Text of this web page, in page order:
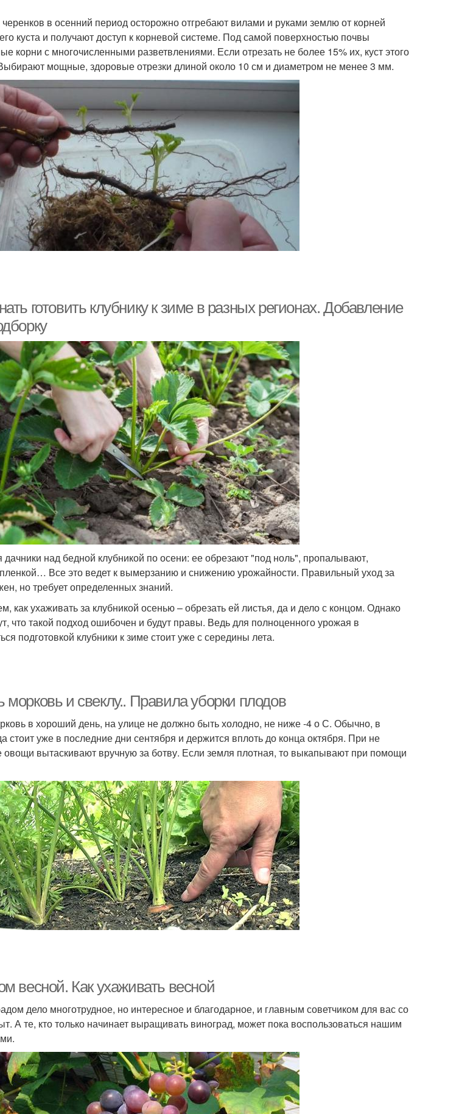
в осенний период осторожно отгребают вилами и руками землю от корней
куста и получают доступ к корневой системе. Под самой поверхностью почвы
корни с многочисленными разветвлениями. Если отрезать не более 15% их, куст этого
Выбирают мощные, здоровые отрезки длиной около 10 см и диаметром не менее 3 мм.
готовить клубнику к зиме в разных регионах. Добавление
дачники над бедной клубникой по осени: ее обрезают "под ноль", пропалывают,
Все это ведет к вымерзанию и снижению урожайности. Правильный уход за
но требует определенных знаний.
как ухаживать за клубникой осенью – обрезать ей листья, да и дело с концом. Однако
что такой подход ошибочен и будут правы. Ведь для полноценного урожая в
подготовкой клубники к зиме стоит уже с середины лета.
морковь и свеклу.. Правила уборки плодов
в хороший день, на улице не должно быть холодно, не ниже -4 о С. Обычно, в
стоит уже в последние дни сентября и держится вплоть до конца октября. При не
овощи вытаскивают вручную за ботву. Если земля плотная, то выкапывают при помощи
весной. Как ухаживать весной
дело многотрудное, но интересное и благодарное, и главным советчиком для вас со
А те, кто только начинает выращивать виноград, может пока воспользоваться нашим